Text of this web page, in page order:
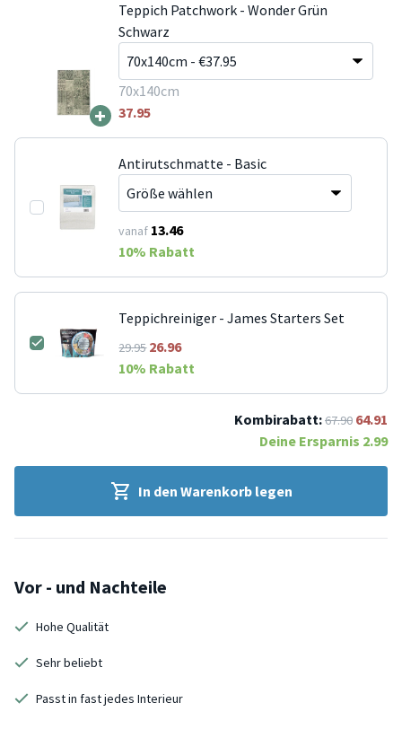
+
Teppich Patchwork - Wonder Grün
Schwarz
70x140cm
37.95
Antirutschmatte - Basic
vanaf 13.46
10% Rabatt
Teppichreiniger - James Starters Set
29.9526.96
10% Rabatt
Kombirabatt:67.90 64.91
Deine Ersparnis 2.99
In den Warenkorb legen
Vor - und Nachteile
Hohe Qualität
Sehr beliebt
Passt in fast jedes Interieur